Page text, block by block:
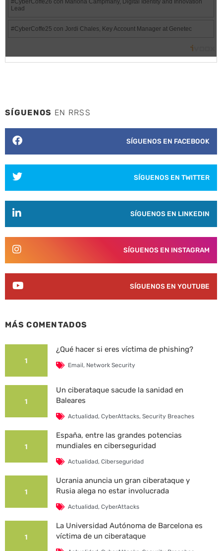
SÍGUENOS EN RRSS
SÍGUENOS EN FACEBOOK
SÍGUENOS EN TWITTER
SÍGUENOS EN LINKEDIN
SÍGUENOS EN INSTAGRAM
SÍGUENOS EN YOUTUBE
MÁS COMENTADOS
1
¿Qué hacer si eres víctima de phishing?
Email, Network Security
1
Un ciberataque sacude la sanidad en
Baleares
Actualidad, CyberAttacks, Security Breaches
1
España, entre las grandes potencias
mundiales en ciberseguridad
Actualidad, Ciberseguridad
1
Ucrania anuncia un gran ciberataque y
Rusia alega no estar involucrada
Actualidad, CyberAttacks
1
La Universidad Autónoma de Barcelona es
víctima de un ciberataque